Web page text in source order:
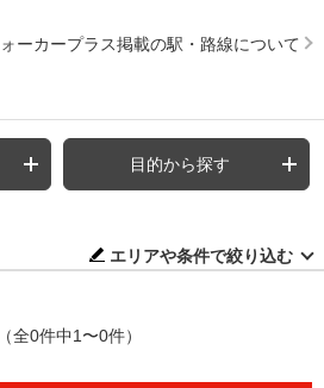
ーカープラス掲載の駅・路線について
目的から探す
エリアや条件で絞り込む
（全0件中1〜0件）